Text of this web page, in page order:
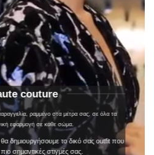
couture
ραμμένο στα μέτρα σας, σε όλα τα
εφαρμογή σε κάθε σώμα.
θα δημιουργήσουμε το δικό σας outfit που
σημαντικές στιγμές σας.